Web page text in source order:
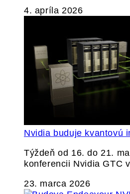
4. apríla 2026
Nvidia buduje kvantovú
Týždeň od 16. do 21.
konferencii Nvidia GTC
23. marca 2026